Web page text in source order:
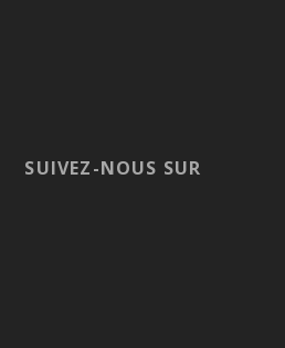
SUIVEZ-NOUS SUR